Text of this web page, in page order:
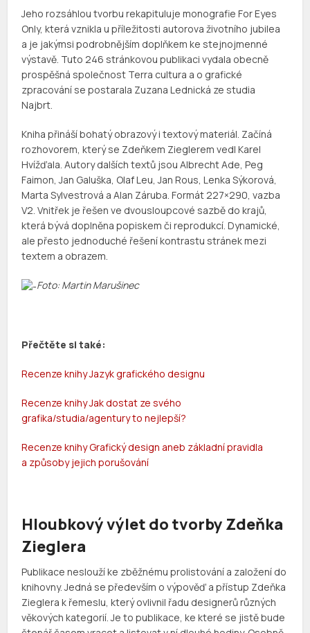
Jeho rozsáhlou tvorbu rekapituluje monografie For Eyes
Only, která vznikla u příležitosti autorova životního jubilea
a je jakýmsi podrobnějším doplňkem ke stejnojmenné
výstavě. Tuto 246 stránkovou publikaci vydala obecně
prospěšná společnost Terra cultura a o grafické
zpracování se postarala Zuzana Lednická ze studia
Najbrt.
Kniha přináší bohatý obrazový i textový materiál. Začíná
rozhovorem, který se Zdeňkem Zieglerem vedl Karel
Hvížďala. Autory dalších textů jsou Albrecht Ade, Peg
Faimon, Jan Galuška, Olaf Leu, Jan Rous, Lenka Sýkorová,
Marta Sylvestrová a Alan Záruba. Formát 227×290, vazba
V2. Vnitřek je řešen ve dvousloupcové sazbě do krajů,
která bývá doplněna popiskem či reprodukcí. Dynamické,
ale přesto jednoduché řešení kontrastu stránek mezi
textem a obrazem.
Foto: Martin Marušinec
Přečtěte si také:
Recenze knihy Jazyk grafického designu
Recenze knihy Jak dostat ze svého
grafika/studia/agentury to nejlepší?
Recenze knihy Grafický design aneb základní pravidla
a způsoby jejich porušování
Hloubkový výlet do tvorby Zdeňka
Zieglera
Publikace neslouží ke zběžnému prolistování a založení do
knihovny. Jedná se především o výpověď a přístup Zdeňka
Zieglera k řemeslu, který ovlivnil řadu designerů různých
věkových kategorií. Je to publikace, ke které se jistě bude